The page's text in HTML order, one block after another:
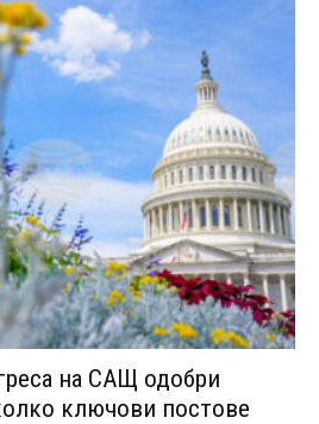
на САЩ одобри
ключови постове